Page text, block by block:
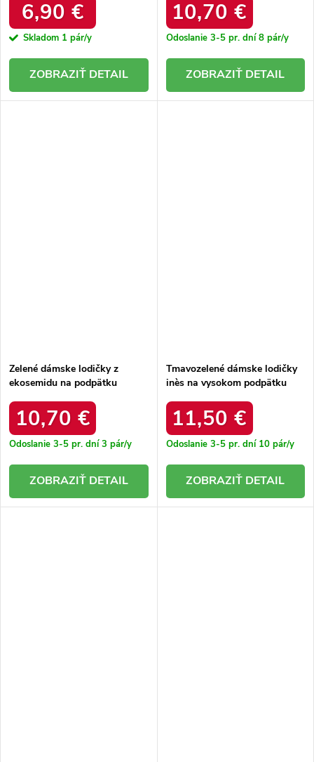
6,90 €
Skladom 1 pár/y
DETAIL
10,70 €
Odoslanie 3-5 pr. dní8 pár/y
DETAIL
Zelené dámske lodičky z
ekosemidu na podpätku
10,70 €
Odoslanie 3-5 pr. dní3 pár/y
DETAIL
Tmavozelené dámske lodičky
inès na vysokom podpätku
11,50 €
Odoslanie 3-5 pr. dní 10 pár/y
DETAIL